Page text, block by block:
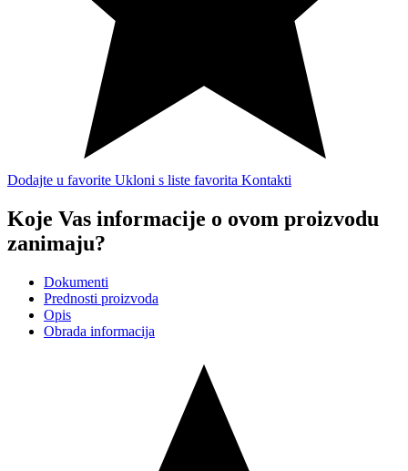
Dodajte u favorite Ukloni s liste favorita Kontakti
Koje Vas informacije o ovom proizvodu
zanimaju?
Dokumenti
Prednosti proizvoda
Opis
Obrada informacija